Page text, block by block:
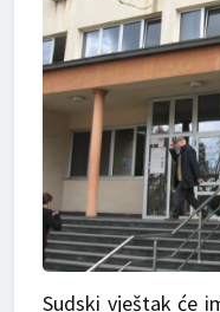
Sudski vještak će